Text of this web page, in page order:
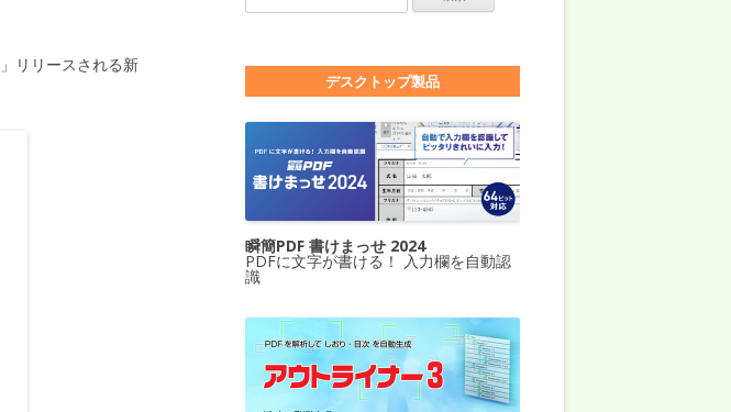
リリースされる新
デスクトップ製品
瞬簡PDF 書けまっせ 2024
PDFに文字が書ける！ 入力欄を自動認
識